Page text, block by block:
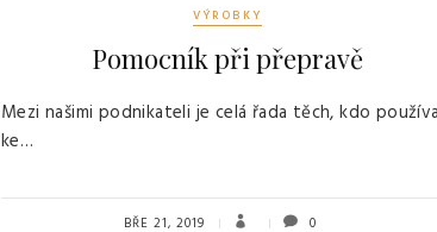
VÝROBKY
Pomocník při přepravě
Mezi našimi podnikateli je celá řada těch, kdo
ke…
BŘE 21, 2019 0